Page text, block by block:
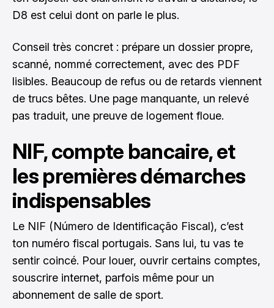
D8 est celui dont on parle le plus.
Conseil très concret : prépare un dossier propre,
scanné, nommé correctement, avec des PDF
lisibles. Beaucoup de refus ou de retards viennent
de trucs bêtes. Une page manquante, un relevé
pas traduit, une preuve de logement floue.
NIF, compte bancaire, et
les premières démarches
indispensables
Le NIF (Número de Identificação Fiscal), c’est
ton numéro fiscal portugais. Sans lui, tu vas te
sentir coincé. Pour louer, ouvrir certains comptes,
souscrire internet, parfois même pour un
abonnement de salle de sport.